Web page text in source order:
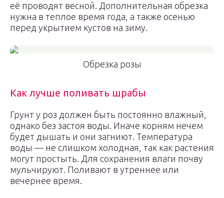
её проводят весной. Дополнительная обрезка
нужна в теплое время года, а также осенью
перед укрытием кустов на зиму.
Обрезка розы
Как лучше поливать шрабы
Грунт у роз должен быть постоянно влажный,
однако без застоя воды. Иначе корням нечем
будет дышать и они загниют. Температура
воды — не слишком холодная, так как растения
могут простыть. Для сохранения влаги почву
мульчируют. Поливают в утреннее или
вечернее время.